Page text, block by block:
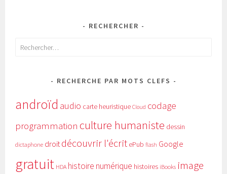
RECHERCHER
Rechercher :
RECHERCHE PAR MOTS CLEFS
androïd audio carte heuristique Cloud codage
programmation culture humaniste dessin
dictaphone droitdécouvrir l'écrit ePub flash Google
gratuit HDA histoire numérique histoires iBooks image